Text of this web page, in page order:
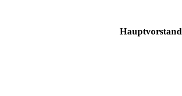
Hauptvorstand